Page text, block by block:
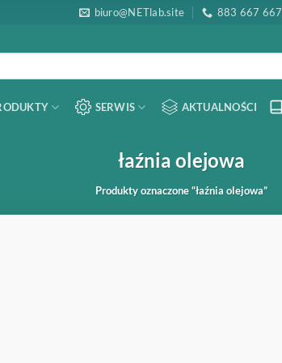
biuro@NETlab.site 883 667 667
SERWIS AKTUALNOŚCI
łaźnia olejowa
Produkty oznaczone “łaźnia olejowa”